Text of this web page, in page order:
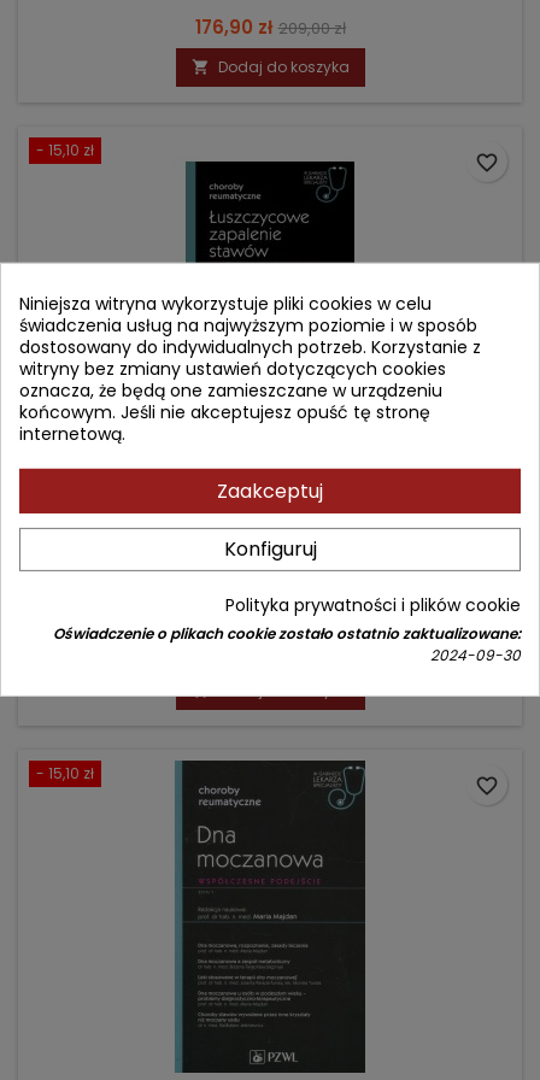
Cena
176,90 zł Cena
podstawowa
209,00 zł
 Dodaj do koszyka
- 15,10 zł
ŁUSZCZYCOWE ZAPALENIE STAWÓW - WSPÓŁCZESNE
SPOJRZENIE
Autor: Maria Majdan
(0)
Seria "W gabinecie lekarza specjalisty"
favorite_border
- 15,10 zł
favorite_border
Niniejsza witryna wykorzystuje pliki cookies w celu
świadczenia usług na najwyższym poziomie i w sposób
dostosowany do indywidualnych potrzeb. Korzystanie z
witryny bez zmiany ustawień dotyczących cookies
oznacza, że będą one zamieszczane w urządzeniu
końcowym. Jeśli nie akceptujesz opuść tę stronę
internetową.
Zaakceptuj
Konfiguruj
Polityka prywatności i plików cookie
Oświadczenie o plikach cookie zostało ostatnio zaktualizowane:
2024-09-30